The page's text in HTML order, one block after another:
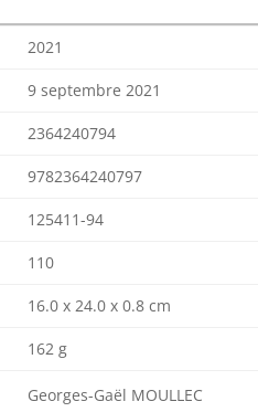
2021
9 septembre 2021
2364240794
9782364240797
125411-94
110
16.0 x 24.0 x 0.8 cm
162 g
Georges-Gaël MOULLEC